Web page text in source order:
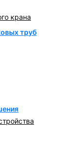
крана
труб